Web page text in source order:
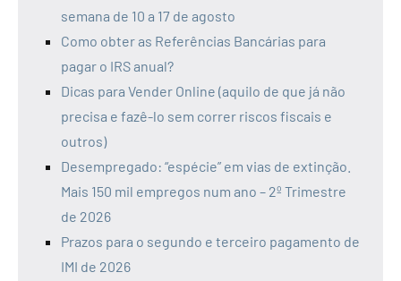
semana de 10 a 17 de agosto
Como obter as Referências Bancárias para
pagar o IRS anual?
Dicas para Vender Online (aquilo de que já não
precisa e fazê-lo sem correr riscos fiscais e
outros)
Desempregado: “espécie” em vias de extinção.
Mais 150 mil empregos num ano – 2º Trimestre
de 2026
Prazos para o segundo e terceiro pagamento de
IMI de 2026